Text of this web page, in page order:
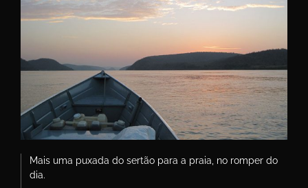
Mais uma puxada do sertão para a praia, no romper do
dia.